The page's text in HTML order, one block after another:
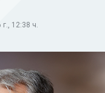
12:38 ч.